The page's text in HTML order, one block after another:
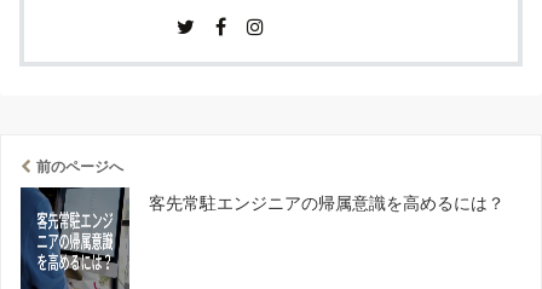
前のページへ
客先常駐エンジニアの帰属意識を高めるには？